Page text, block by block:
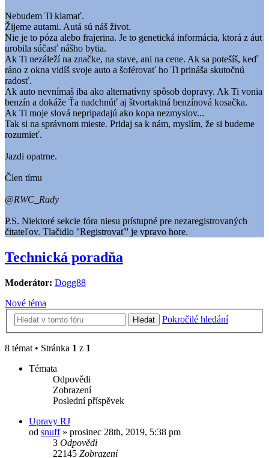
Nebudem Ti klamať.
Žijeme autami. Autá sú náš život.
Nie je to póza alebo frajerina. Je to genetická informácia, ktorá z áut
urobila súčasť nášho bytia.
Ak Ti nezáleží na značke, na stave, ani na cene. Ak sa potešíš, keď
ráno z okna vidíš svoje auto a šoférovať ho Ti prináša skutočnú
radosť.
Ak auto nevnímaš iba ako alternatívny spôsob dopravy. Ak Ti vonia
benzín a dokáže Ťa nadchnúť aj štvortaktná benzínová kosačka.
Ak Ti moje slová nepripadajú ako kopa nezmyslov...
Tak si na správnom mieste. Pridaj sa k nám, myslím, že si budeme
rozumieť.
Jazdi opatrne.
Člen tímu
@RWC_Rady
P.S. Niektoré sekcie fóra niesu prístupné pre nezaregistrovaných
čitateľov. Tlačidlo ''Registrovať'' je vpravo hore.
Technická poradňa
Moderátor: Dogg88
Nové téma
Hledat Pokročilé hledání
8 témat • Stránka 1 z 1
Témata
Odpovědi
Zobrazení
Poslední příspěvek
Upravy RJ
od snuff» prosinec 28th, 2019, 5:38 pm
3 Odpovědi
22145 Zobrazení